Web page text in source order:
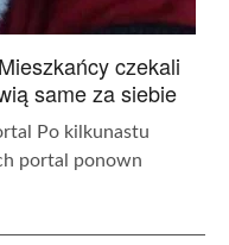
czekali
same za siebie
Po kilkunastu
portal ponown